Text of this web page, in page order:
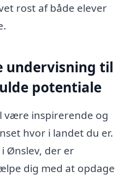
rost af både elever
undervisning til
potentiale
være inspirerende og
hvor i landet du er.
Ønslev, der er
dig med at opdage